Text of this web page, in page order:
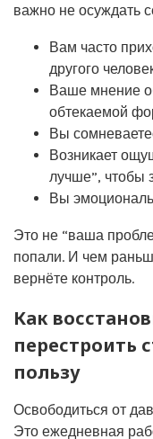
важно не осуждать
Вам часто
другого
Ваше мнение
обтекаемой
Вы
Возникает
лучше”, чтобы
Вы
Это не “ваша
попали. И чем
вернёте контроль.
Как
перестроить
пользу
Освободиться от
Это ежедневная